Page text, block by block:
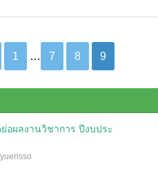
1 … 7 8 9
อผลงานวิชาการ ปีงบประ